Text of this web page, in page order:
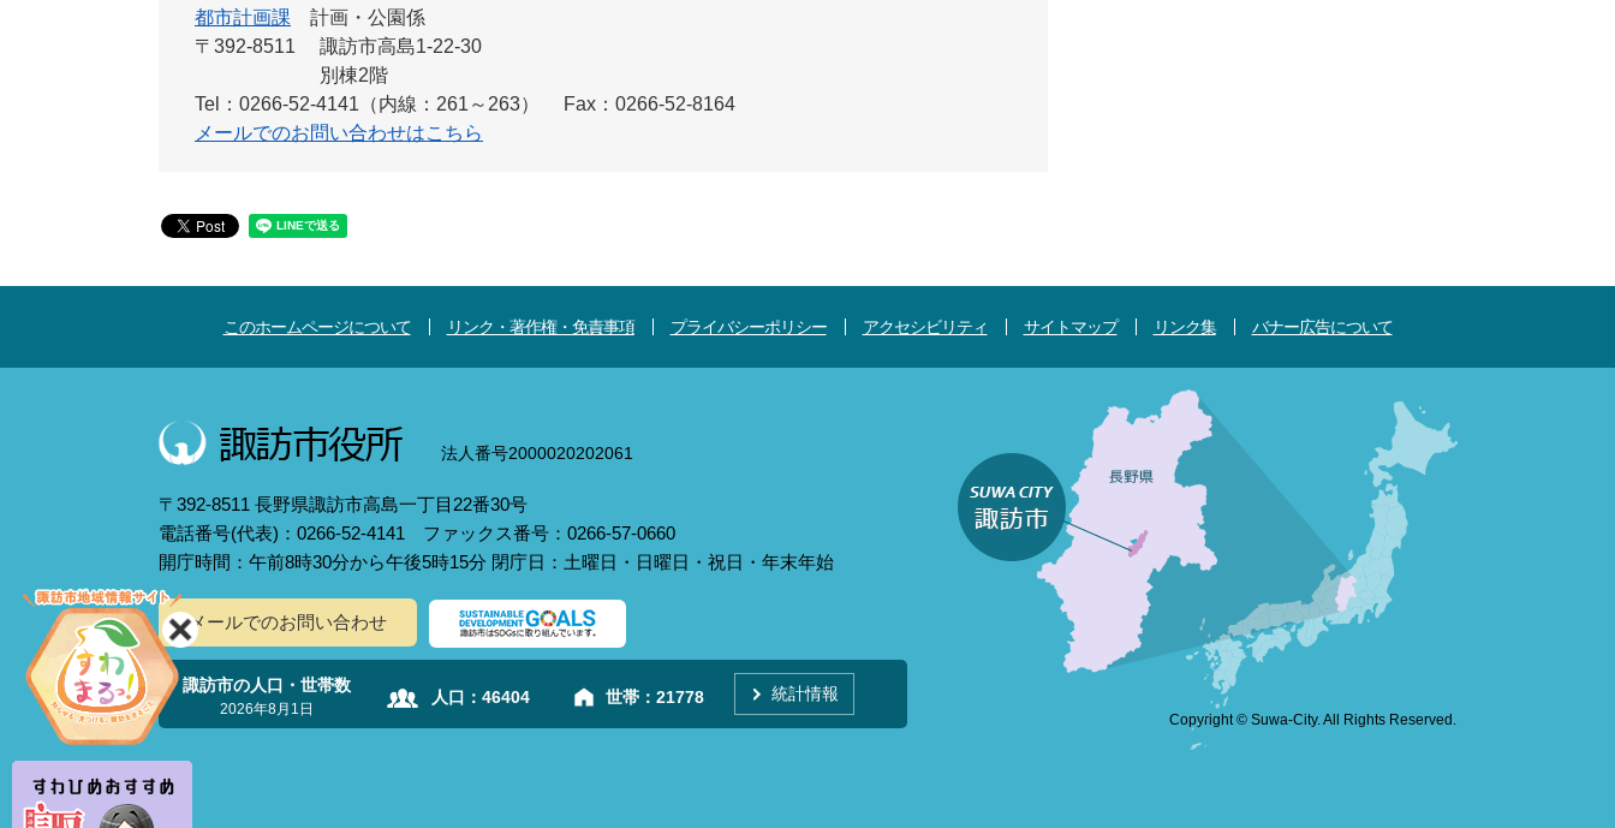
都市計画課
計画・公園係
〒392-8511
諏訪市高島1-22-30
別棟2階
Tel：0266-52-4141（内線：261～263）
Fax：0266-52-8164
メールでのお問い合わせはこちら
このホームページについて リンク・著作権・免責事項 プライバシーポリシー アクセシビリティ サイトマップ リンク集 バナー広告について
法人番号2000020202061
〒392-8511 長野県諏訪市高島一丁目22番30号
電話番号(代表)：0266-52-4141 ファックス番号：0266-57-0660
開庁時間：午前8時30分から午後5時15分 閉庁日：土曜日・日曜日・祝日・年末年始
メールでのお問い合わせ
諏訪市の人口・世帯数
2026年8月1日
人口： 46404 世帯： 21778 統計情報
Copyright © Suwa-City. All Rights Reserved.